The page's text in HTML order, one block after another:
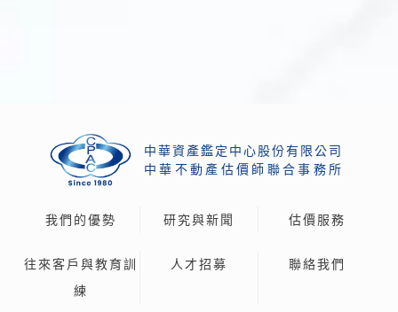
中華資產鑑定中心股份有限公司
中 華 不動 產 估價 師 聯合事 務 所
我們的優勢 研究與新聞 估價服務
往來客戶與教育訓
練
人才招募 聯絡我們